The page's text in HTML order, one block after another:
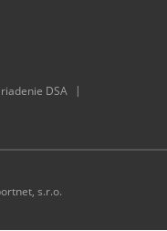
DSA |
s.r.o.